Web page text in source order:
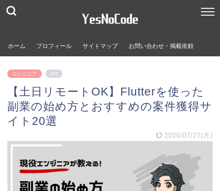
ホーム プロフィール サイトマップ お問い合わせ・掲載依頼
エンジニア PR
【土日リモートOK】Flutterを使った
副業の始め方とおすすめの案件獲得サ
イト20選
2026/07/27(月)